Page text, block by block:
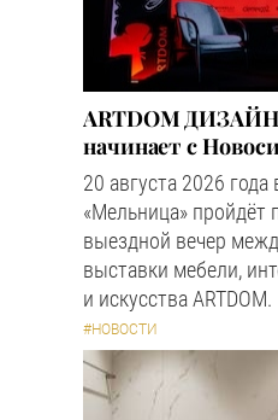
ARTDOM
начинает с
20 августа 2026
«Мельница» пройдёт
выездной вечер
выставки мебели,
и искусства ARTDOM.
#НОВОСТИ